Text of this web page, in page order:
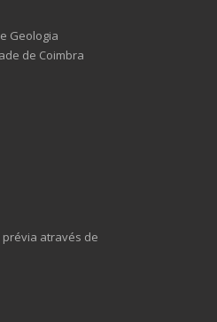
Geologia
de Coimbra
através de